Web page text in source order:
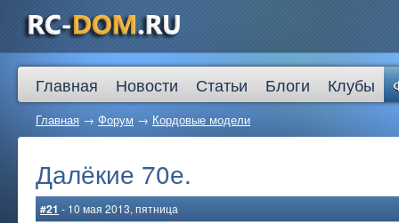
Главная Новости Статьи Блоги Клубы
Главная → Форум → Кордовые модели
Далёкие 70е.
#21 - 10 мая 2013, пятница